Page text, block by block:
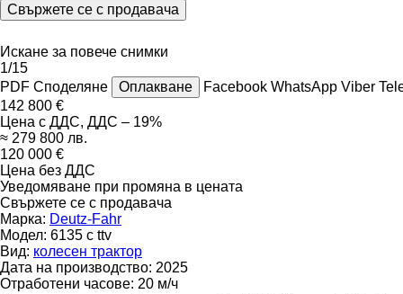
Свържете се с продавача
Искане за повече снимки
1/15
PDF Споделяне Оплакване Facebook WhatsApp Viber
142 800 €
Цена с ДДС, ДДС – 19%
≈ 279 800 лв.
120 000 €
Цена без ДДС
Уведомяване при промяна в цената
Свържете се с продавача
Марка: Deutz-Fahr
Модел: 6135 c ttv
Вид: колесен трактор
Дата на производство: 2025
Отработени часове: 20 м/ч